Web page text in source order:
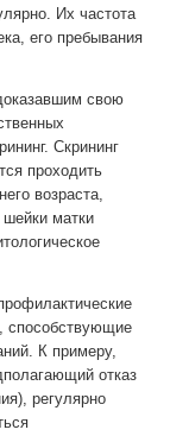
Их частота
его пребывания
свою
Скрининг
проходить
возраста,
матки
способствующие
К примеру,
отказ
регулярно